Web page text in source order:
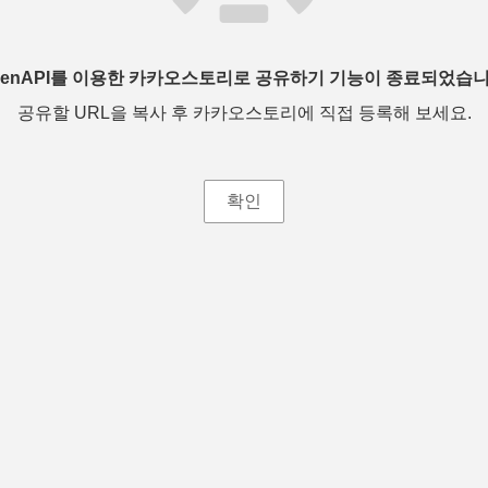
를 이용한 카카오스토리로 공유하기 기능이 종료되었습
공유할 URL을 복사 후 카카오스토리에 직접 등록해 보세요.
확인